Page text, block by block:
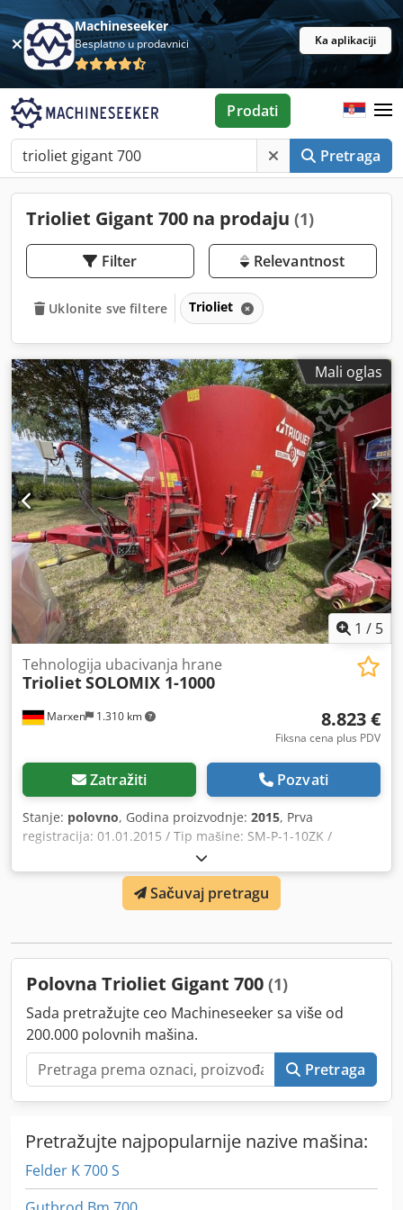
Machineseeker
Besplatno u prodavnici Ka aplikaciji
Pretraga
Prodati
Trioliet Gigant 700 na prodaju (1)
Filter Relevantnost
Uklonite sve filtere Trioliet
Mali oglas
1 / 5
Marxen 1.310 km
Tehnologija ubacivanja hrane
TriolietSOLOMIX 1-1000
8.823 €
Fiksna cena plus PDV
Zatražiti Pozvati
Stanje: polovno, Godina proizvodnje: 2015, Prva
registracija: 01.01.2015 / Tip mašine: SM-P-1-10ZK /
uključeno puhalo za slamu / zapremina rezervoara: 1000
m³ / obostrani izvoz stočne hrane / hidraulična potporna
noga / sistem mešanja: vertikalni mikser / vaga neispravna!
Cedpjqrryrofx Ag Hsrf
Sačuvaj pretragu
Polovna Trioliet Gigant 700 (1)
Sada pretražujte ceo Machineseeker sa više od
200.000 polovnih mašina.
Pretraga
Pretražujte najpopularnije nazive mašina:
Felder K 700 S